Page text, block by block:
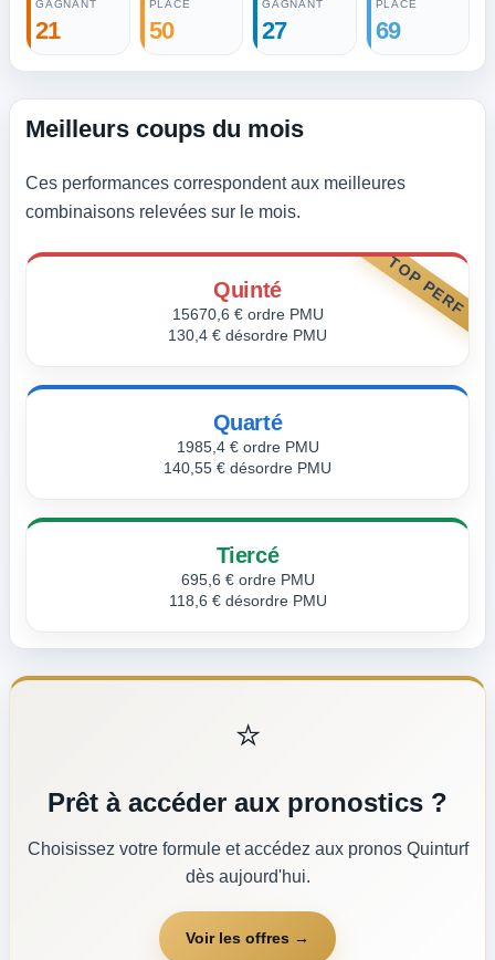
GAGNANT
21
PLACÉ
50
GAGNANT
27
PLACÉ
69
Meilleurs coups du mois
Ces performances correspondent aux meilleures
combinaisons relevées sur le mois.
TOP PERF
Quinté
15670,6 € ordre PMU
130,4 € désordre PMU
Quarté
1985,4 € ordre PMU
140,55 € désordre PMU
Tiercé
695,6 € ordre PMU
118,6 € désordre PMU
⭐
Prêt à accéder aux pronostics ?
Choisissez votre formule et accédez aux pronos Quinturf
dès aujourd'hui.
Voir les offres →